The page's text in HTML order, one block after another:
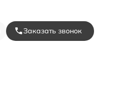
Заказать звонок